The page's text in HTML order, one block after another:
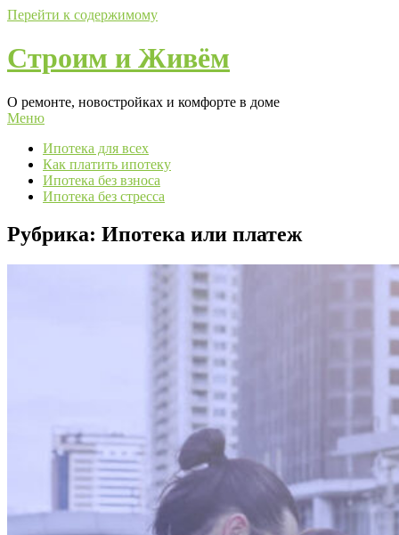
Перейти к содержимому
Строим и Живём
О ремонте, новостройках и комфорте в доме
Меню
Ипотека для всех
Как платить ипотеку
Ипотека без взноса
Ипотека без стресса
Рубрика: Ипотека или платеж